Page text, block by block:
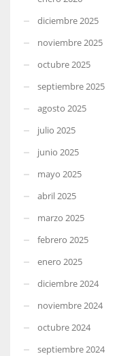
diciembre 2025
noviembre 2025
octubre 2025
septiembre 2025
agosto 2025
julio 2025
junio 2025
mayo 2025
abril 2025
marzo 2025
febrero 2025
enero 2025
diciembre 2024
noviembre 2024
octubre 2024
septiembre 2024